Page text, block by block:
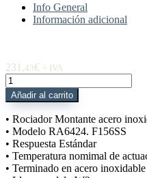
Info General
Información adicional
231,43€ + IVA
AA151032R2
Rociador
mont
inoxidable
F156SS
SR
DN15
K80
Añadir al carrito
• Rociador Montante acero
• Modelo RA6424. F156SS
• Respuesta Estándar
• Temperatura nomimal de
• Terminado en acero inoxidable